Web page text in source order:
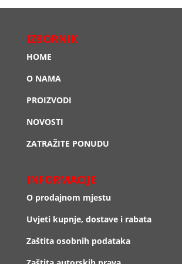
IZBORNIK
HOME
O NAMA
PROIZVODI
NOVOSTI
ZATRAŽITE PONUDU
INFORMACIJE
O prodajnom mjestu
Uvjeti kupnje, dostave i rabata
Zaštita osobnih podataka